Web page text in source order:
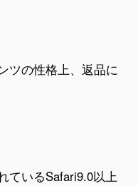
ツの性格上、返品に
ているSafari9.0以上